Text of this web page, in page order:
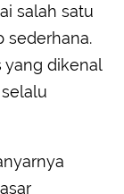
salah satu
sederhana.
yang dikenal